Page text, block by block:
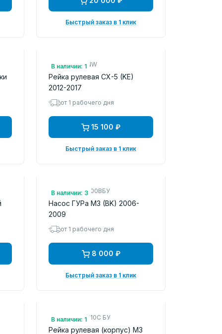
Быстрый заказ в 1 клик
В наличии: 1
Арт.: M50341NW
Рейка рулевая CX-5 (KE)
2012-2017
от 1 рабочего дня
15 100 ₽
Быстрый заказ в 1 клик
В наличии: 3
Арт.: B37F32600BБУ
Насос ГУРа M3 (BK) 2006-
2009
от 1 рабочего дня
8 000 ₽
Быстрый заказ в 1 клик
В наличии: 1
Арт.: CC3032110C БУ
Рейка рулевая (корпус) M3